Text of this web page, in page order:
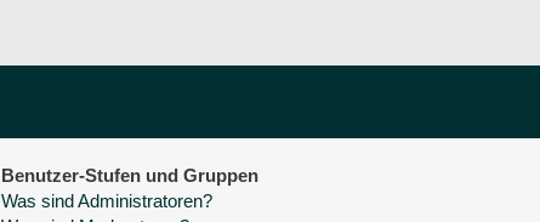
Benutzer-Stufen und Gruppen
Was sind Administratoren?